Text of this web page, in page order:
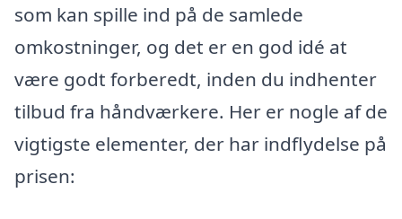
som kan spille ind på de samlede
omkostninger, og det er en god idé at
være godt forberedt, inden du indhenter
tilbud fra håndværkere. Her er nogle af de
vigtigste elementer, der har indflydelse på
prisen: